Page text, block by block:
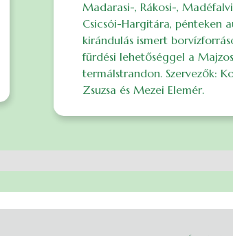
Madarasi-, Rákosi-,
Csicsói-Hargitára, pénteken
kirándulás ismert
fürdési lehetőséggel a Majzos
termálstrandon. Szervezők:
Zsuzsa és Mezei Elemér.